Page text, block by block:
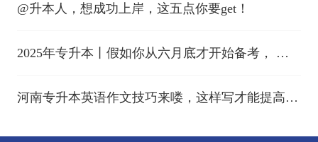
@升本人，想成功上岸，这五点你要get！
2025年专升本丨假如你从六月底才开始备考， 需
河南专升本英语作文技巧来喽，这样写才能提高